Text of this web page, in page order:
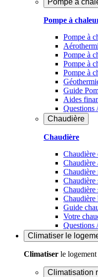
Pompe à
Pompe à
Pompe à
Pompe à
Pompe à
Pompe à
Guide
Aides
Questions
Chaudière
Chaudière
Chaudière
Chaudière
Chaudière
Chaudière
Chaudière
Guide
Votre
Questions
Climatiser le
Climatiser le logement
Climatisation